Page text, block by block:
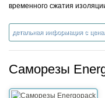
временного сжатия
детальная информация с
Саморезы